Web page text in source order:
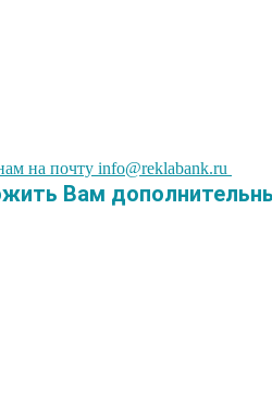
на почту info@reklabank.ru
Вам